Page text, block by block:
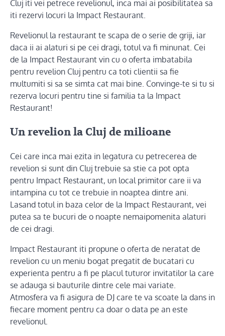
Cluj iti vei petrece revelionul, inca mai ai posibilitatea sa
iti rezervi locuri la Impact Restaurant.
Revelionul la restaurant te scapa de o serie de griji, iar
daca ii ai alaturi si pe cei dragi, totul va fi minunat. Cei
de la Impact Restaurant vin cu o oferta imbatabila
pentru revelion Cluj pentru ca toti clientii sa fie
multumiti si sa se simta cat mai bine. Convinge-te si tu si
rezerva locuri pentru tine si familia ta la Impact
Restaurant!
Un revelion la Cluj de milioane
Cei care inca mai ezita in legatura cu petrecerea de
revelion si sunt din Cluj trebuie sa stie ca pot opta
pentru Impact Restaurant, un local primitor care ii va
intampina cu tot ce trebuie in noaptea dintre ani.
Lasand totul in baza celor de la Impact Restaurant, vei
putea sa te bucuri de o noapte nemaipomenita alaturi
de cei dragi.
Impact Restaurant iti propune o oferta de neratat de
revelion cu un meniu bogat pregatit de bucatari cu
experienta pentru a fi pe placul tuturor invitatilor la care
se adauga si bauturile dintre cele mai variate.
Atmosfera va fi asigura de DJ care te va scoate la dans in
fiecare moment pentru ca doar o data pe an este
revelionul.